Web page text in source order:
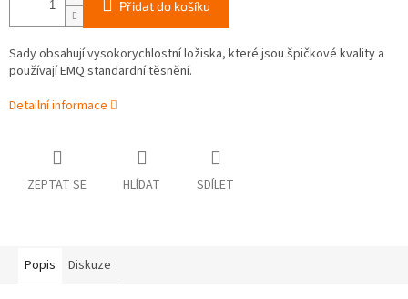
Přidat do košíku
Sady obsahují vysokorychlostní ložiska, které jsou špičkové kvality a
používají EMQ standardní těsnění.
Detailní informace
ZEPTAT SE HLÍDAT SDÍLET
Popis Diskuze